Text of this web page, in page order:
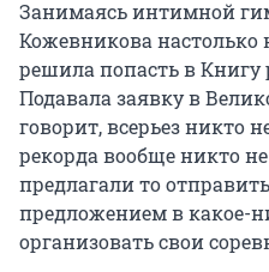
Занимаясь интимной
Кожевникова
решила попасть в Книгу
Подавала заявку в
говорит, всерьез никто
рекорда вообще никто
предлагали то
предложением в какое-
организовать свои